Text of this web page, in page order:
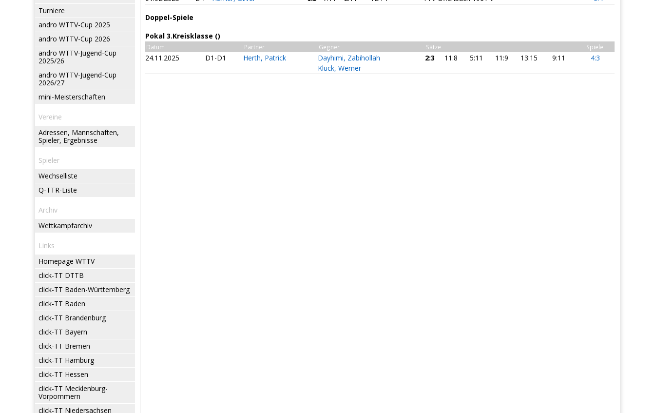
Turniere
andro WTTV-Cup 2025
andro WTTV-Cup 2026
andro WTTV-Jugend-Cup
2025/26
andro WTTV-Jugend-Cup
2026/27
mini-Meisterschaften
Vereine
Adressen, Mannschaften,
Spieler, Ergebnisse
Spieler
Wechselliste
Q-TTR-Liste
Archiv
Wettkampfarchiv
Links
Homepage WTTV
click-TT DTTB
click-TT Baden-Württemberg
click-TT Baden
click-TT Brandenburg
click-TT Bayern
click-TT Bremen
click-TT Hamburg
click-TT Hessen
click-TT Mecklenburg-
Vorpommern
click-TT Niedersachsen
Doppel-Spiele
Pokal 3.Kreisklasse ()
Datum Partner Gegner Sätze Spiele
24.11.2025 D1-D1 Herth, Patrick
Dayhimi, Zabihollah
Kluck, Werner
2:3 11:8 5:11 11:9 13:15 9:11 4:3